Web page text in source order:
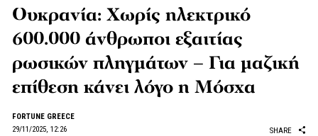
Ουκρανία: Χωρίς ηλεκτρικό
600.000 άνθρωποι εξαιτίας
ρωσικών πληγμάτων – Για μαζική
επίθεση κάνει λόγο η Μόσχα
FORTUNE GREECE
29/11/2025, 12:26
SHARE